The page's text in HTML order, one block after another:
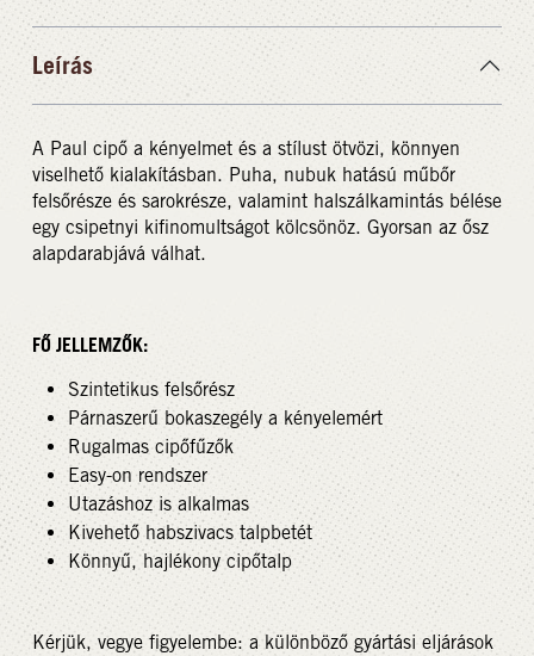
Leírás
A Paul cipő a kényelmet és a stílust ötvözi, könnyen
viselhető kialakításban. Puha, nubuk hatású műbőr
felsőrésze és sarokrésze, valamint halszálkamintás bélése
egy csipetnyi kifinomultságot kölcsönöz. Gyorsan az ősz
alapdarabjává válhat.
FŐ JELLEMZŐK:
Szintetikus felsőrész
Párnaszerű bokaszegély a kényelemért
Rugalmas cipőfűzők
Easy-on rendszer
Utazáshoz is alkalmas
Kivehető habszivacs talpbetét
Könnyű, hajlékony cipőtalp
Kérjük, vegye figyelembe: a különböző gyártási eljárások